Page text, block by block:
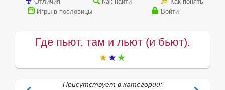
Игры в пословицы
Войти
Где пьют, там и льют (и бьют).
Присутствует в категории: